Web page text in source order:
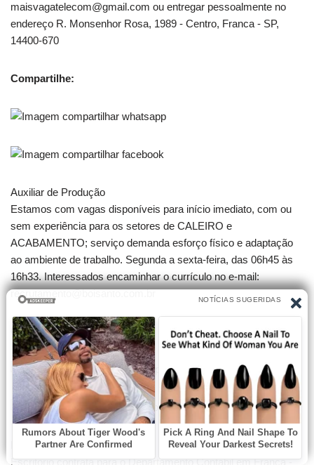
maisvagatelecom@gmail.com ou entregar pessoalmente no
endereço R. Monsenhor Rosa, 1989 - Centro, Franca - SP,
14400-670
Compartilhe:
Auxiliar de Produção
Estamos com vagas disponíveis para início imediato, com ou
sem experiência para os setores de CALEIRO e
ACABAMENTO; serviço demanda esforço físico e adaptação
ao ambiente de trabalho. Segunda a sexta-feira, das 06h45 às
16h33. Interessados encaminhar o currículo no e-mail:
recrutamento@boisanto.com.br
Compartilhe:
DEPARTAMENTO CONTÁBIL
Escritório contrata para o Departamento Contábil em Franca -